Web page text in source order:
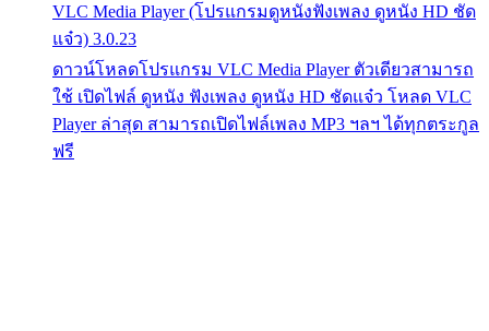
VLC Media Player (โปรแกรมดูหนังฟังเพลง ดูหนัง HD ชัด
แจ๋ว) 3.0.23
ดาวน์โหลดโปรแกรม VLC Media Player ตัวเดียวสามารถ
ใช้ เปิดไฟล์ ดูหนัง ฟังเพลง ดูหนัง HD ชัดแจ๋ว โหลด VLC
Player ล่าสุด สามารถเปิดไฟล์เพลง MP3 ฯลฯ ได้ทุกตระกูล
ฟรี